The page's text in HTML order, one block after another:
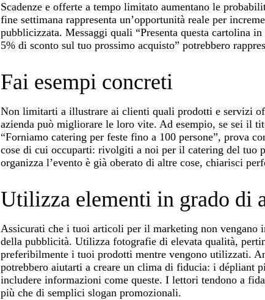
Scadenze e offerte a tempo limitato aumentano le
fine settimana rappresenta un’opportunità reale per
pubblicizzata. Messaggi quali “Presenta questa cartolina
5% di sconto sul tuo prossimo acquisto” potrebbero
Fai esempi concreti
Non limitarti a illustrare ai clienti quali prodotti e servizi
azienda può migliorare le loro vite. Ad esempio, se sei il
“Forniamo catering per feste fino a 100 persone”, prova
cose di cui occuparti: rivolgiti a noi per il catering del tuo
organizza l’evento è già oberato di altre cose, chiarisci
Utilizza elementi in grado di
Assicurati che i tuoi articoli per il marketing non vengano
della pubblicità. Utilizza fotografie di elevata qualità,
preferibilmente i tuoi prodotti mentre vengono utilizzati.
potrebbero aiutarti a creare un clima di fiducia: i dépliant
includere informazioni come queste. I lettori tendono a
più che di semplici slogan promozionali.